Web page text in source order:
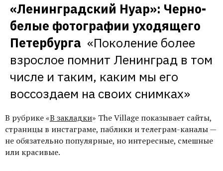
«Ленинградский Нуар»: Черно-
белые фотографии уходящего
Петербурга «Поколение более
взрослое помнит Ленинград в том
числе и таким, каким мы его
воссоздаем на своих снимках»
В рубрике «В закладки» The Village показывает сайты,
страницы в инстаграме, паблики и телеграм-каналы —
не обязательно популярные, но интересные, смешные
или красивые.